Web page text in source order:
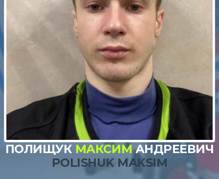
ПОЛИЩУК МАКСИМАНДРЕЕВИЧ
POLISHUK MAKSIM